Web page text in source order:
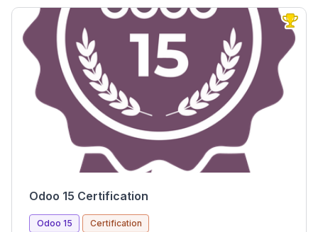
Odoo 15 Certification
Odoo 15 Certification